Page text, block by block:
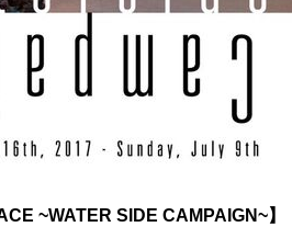
~WATER SIDE CAMPAIGN~】